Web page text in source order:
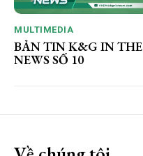
MULTIMEDIA
BẢN TIN K&G IN THE
NEWS SỐ 10